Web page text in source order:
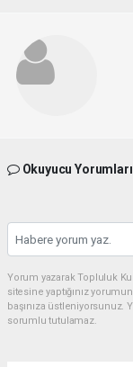
Okuyucu Yorumları
Yorum yazarak Topluluk
sitesine yaptığınız
başınıza
sorumlu tutulamaz.